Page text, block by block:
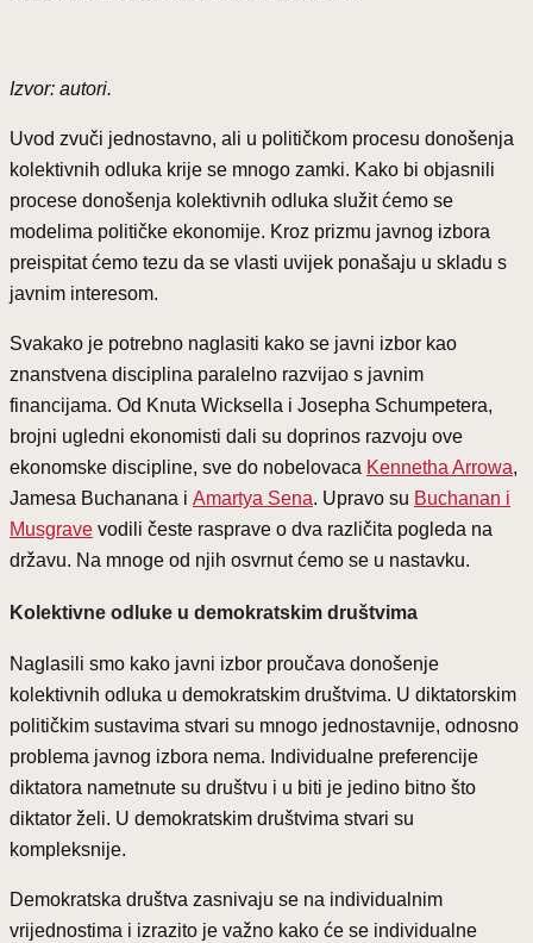
Izvor: autori.
Uvod zvuči jednostavno, ali u političkom procesu donošenja
kolektivnih odluka krije se mnogo zamki. Kako bi objasnili
procese donošenja kolektivnih odluka služit ćemo se
modelima političke ekonomije. Kroz prizmu javnog izbora
preispitat ćemo tezu da se vlasti uvijek ponašaju u skladu s
javnim interesom.
Svakako je potrebno naglasiti kako se javni izbor kao
znanstvena disciplina paralelno razvijao s javnim
financijama. Od Knuta Wicksella i Josepha Schumpetera,
brojni ugledni ekonomisti dali su doprinos razvoju ove
ekonomske discipline, sve do nobelovaca Kennetha Arrowa,
Jamesa Buchanana i Amartya Sena. Upravo su Buchanan i
Musgrave vodili česte rasprave o dva različita pogleda na
državu. Na mnoge od njih osvrnut ćemo se u nastavku.
Kolektivne odluke u demokratskim društvima
Naglasili smo kako javni izbor proučava donošenje
kolektivnih odluka u demokratskim društvima. U diktatorskim
političkim sustavima stvari su mnogo jednostavnije, odnosno
problema javnog izbora nema. Individualne preferencije
diktatora nametnute su društvu i u biti je jedino bitno što
diktator želi. U demokratskim društvima stvari su
kompleksnije.
Demokratska društva zasnivaju se na individualnim
vrijednostima i izrazito je važno kako će se individualne